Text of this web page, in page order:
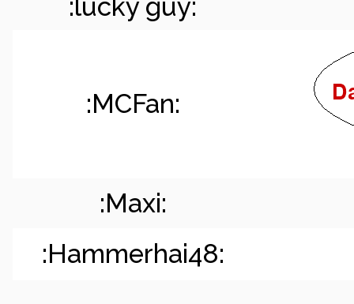
:lucky guy:
:MCFan:
:Maxi:
:Hammerhai48: